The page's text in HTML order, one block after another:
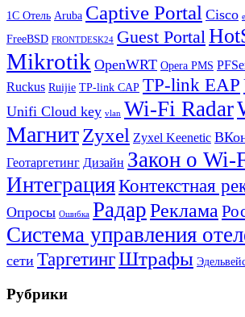
1С Отель Aruba Captive Portal Cisco
FreeBSD FRONTDESK24 Guest Portal
Mikrotik OpenWRT Opera PMS
Ruckus Ruijie TP-link CAP TP-link EAP
Unifi Cloud key vlan Wi-Fi Radar
МагнитZyxel Zyxel Keenetic
Геотаргетинг Дизайн Закон о Wi-
ИнтеграцияКонтекстная
Опросы Ошибка РадарРеклама
Система управления
сети ТаргетингШтрафы
Рубрики